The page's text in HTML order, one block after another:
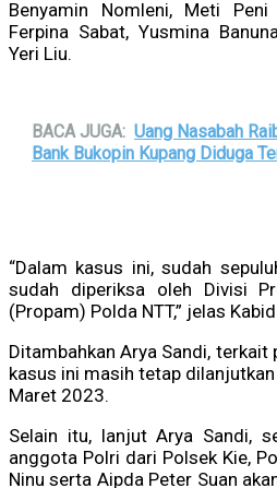
Benyamin Nomleni, Meti
Ferpina Sabat, Yusmina
Yeri Liu.
BACA JUGA: Uang Nasabah
Bank Bukopin Kupang Diduga
“Dalam kasus ini, sudah
sudah diperiksa oleh Divisi
(Propam) Polda NTT,” jelas
Ditambahkan Arya Sandi,
kasus ini masih tetap
Maret 2023.
Selain itu, lanjut Arya Sandi,
anggota Polri dari Polsek Kie,
Ninu serta Aipda Peter Suan